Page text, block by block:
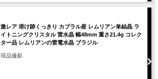
激レア 溶け跡くっきり カブラル産 レムリアン単結晶 ラ
イトニングクリスタル 雷水晶 幅48mm 重さ21.4g コレク
ター品 レムリアンの雷電水晶 ブラジル
現品撮影